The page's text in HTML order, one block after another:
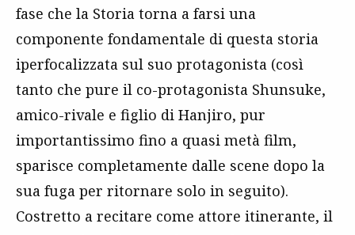
fase che la Storia torna a farsi una
componente fondamentale di questa storia
iperfocalizzata sul suo protagonista (così
tanto che pure il co-protagonista Shunsuke,
amico-rivale e figlio di Hanjiro, pur
importantissimo fino a quasi metà film,
sparisce completamente dalle scene dopo la
sua fuga per ritornare solo in seguito).
Costretto a recitare come attore itinerante, il